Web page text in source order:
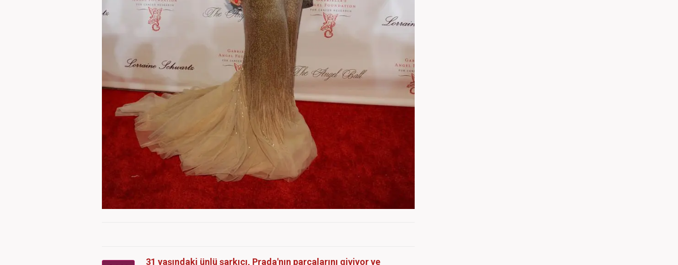
31 yaşındaki ünlü şarkıcı, Prada'nın parçalarını giyiyor ve